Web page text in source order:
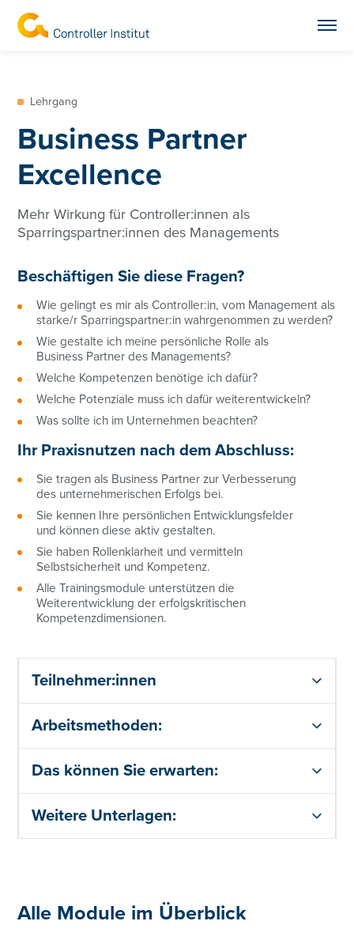
Lehrgang
Business Partner
Excellence
Mehr Wirkung für Controller:innen als
Sparringspartner:innen des Managements
Beschäftigen Sie diese Fragen?
Wie gelingt es mir als Controller:in, vom Management als
starke/r Sparringspartner:in wahrgenommen zu werden?
Wie gestalte ich meine persönliche Rolle als
Business Partner des Managements?
Welche Kompetenzen benötige ich dafür?
Welche Potenziale muss ich dafür weiterentwickeln?
Was sollte ich im Unternehmen beachten?
Ihr Praxisnutzen nach dem Abschluss:
Sie tragen als Business Partner zur Verbesserung
des unternehmerischen Erfolgs bei.
Sie kennen Ihre persönlichen Entwicklungsfelder
und können diese aktiv gestalten.
Sie haben Rollenklarheit und vermitteln
Selbstsicherheit und Kompetenz.
Alle Trainingsmodule unterstützen die
Weiterentwicklung der erfolgskritischen
Kompetenzdimensionen.
Teilnehmer:innen
Arbeitsmethoden:
Das können Sie erwarten:
Weitere Unterlagen:
Alle Module im Überblick